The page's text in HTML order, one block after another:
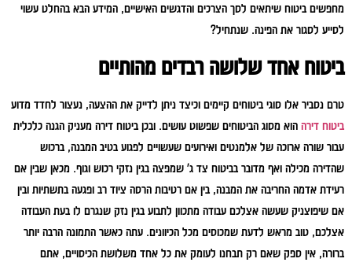
מחפשים ביטוח שיתאים לסך הצרכים והדגשים האישיים, המידע הבא בהחלט עשוי
לסייע לסגור את הפינה. שנתחיל?
ביטוח אחד שלושה רבדים מהותיים
טרם נסביר אלו סוגי ביטוחים קיימים וכיצד ניתן לדייק את ההצעה, נעצור לחדד מדוע
ביטוח דירה הוא מסוג הביטוחים שפשוט עושים. ובכן ביטוח דירה מעניק הגנה כלכלית
עבור שורה ארוכה של אלמנטים ואירועים שעשויים לפגוע בטיב המבנה, ברכוש
שהדירה מכילה ואף מדובר בביטוח צד ג' שמפצה בגין נזקי רכוש וגוף. מכאן שבין אם
רעידת אדמה החריבה את המבנה, בין אם רטיבות הרסה ציוד רב ופגעה בתשתיות ובין
אם שיפוצניק שעשה אצלכם עבודה מתכוון לתבוע בגין נזק שנגרם לו בעת העבודה
אצלכם, טוב מראש לדעת שמכוסים מכל הכיוונים. עתה כאשר התמונה הרבה יותר
ברורה, אין ספק שאם רק תבחנו לעומק את כל אחד משלושת הכיסויים, אתם